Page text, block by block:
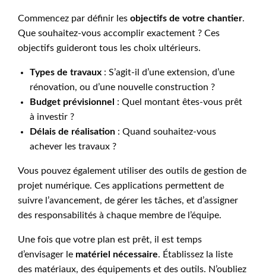
Commencez par définir les objectifs de votre chantier.
Que souhaitez-vous accomplir exactement ? Ces
objectifs guideront tous les choix ultérieurs.
Types de travaux : S’agit-il d’une extension, d’une
rénovation, ou d’une nouvelle construction ?
Budget prévisionnel
: Quel montant êtes-vous prêt
à investir ?
Délais de réalisation : Quand souhaitez-vous
achever les travaux ?
Vous pouvez également utiliser des outils de gestion de
projet numérique. Ces applications permettent de
suivre l’avancement, de gérer les tâches, et d’assigner
des responsabilités à chaque membre de l’équipe.
Une fois que votre plan est prêt, il est temps
d’envisager le matériel nécessaire. Établissez la liste
des matériaux, des équipements et des outils. N’oubliez